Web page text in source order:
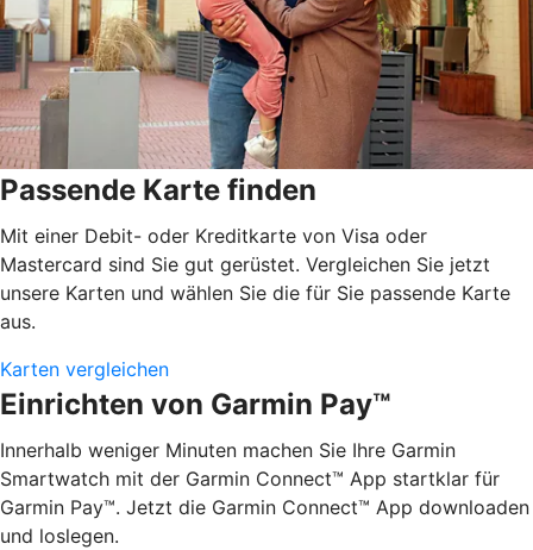
Passende Karte finden
Mit einer Debit- oder Kreditkarte von Visa oder
Mastercard sind Sie gut gerüstet. Vergleichen Sie jetzt
unsere Karten und wählen Sie die für Sie passende Karte
aus.
Karten vergleichen
Einrichten von Garmin Pay™
Innerhalb weniger Minuten machen Sie Ihre Garmin
Smartwatch mit der Garmin Connect™ App startklar für
Garmin Pay™. Jetzt die Garmin Connect™ App downloaden
und loslegen.